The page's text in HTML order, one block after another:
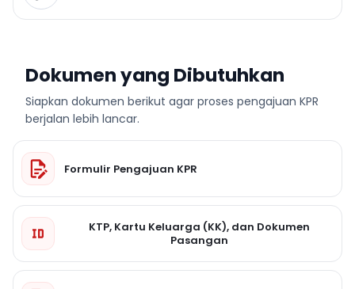
Dokumen yang Dibutuhkan
Siapkan dokumen berikut agar proses pengajuan KPR
berjalan lebih lancar.
Formulir Pengajuan KPR
KTP, Kartu Keluarga (KK), dan Dokumen
Pasangan